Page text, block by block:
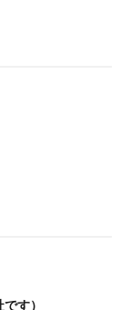
す）